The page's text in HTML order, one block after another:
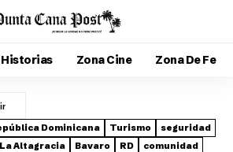
Historias Zona Cine Zona De Fe
Dominicana Turismo
seguridad
La Altagracia Bavaro RD
comunidad